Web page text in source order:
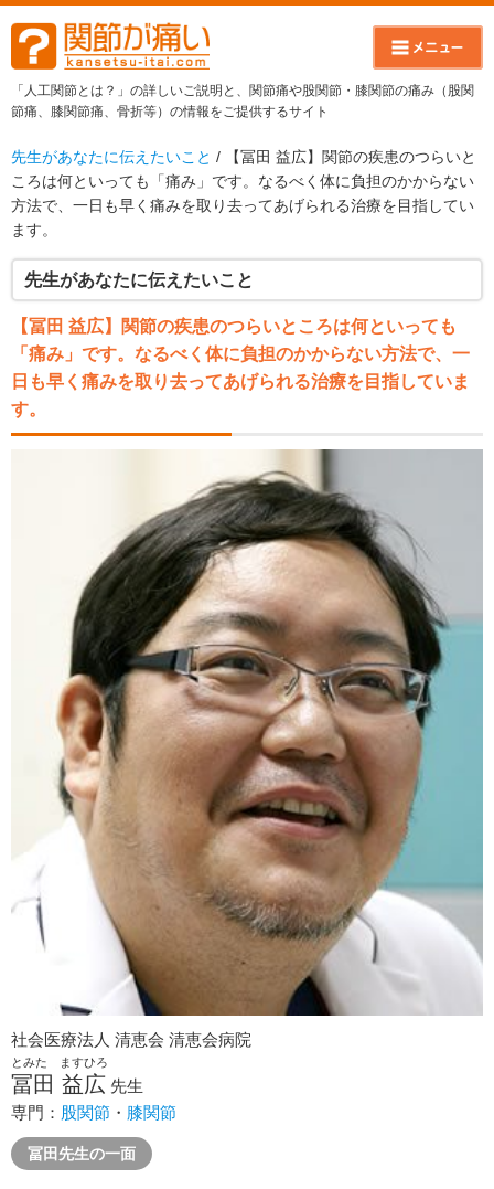
「人工関節とは？」の詳しいご説明と、関節痛や股関節・膝関節の痛み（股関
節痛、膝関節痛、骨折等）の情報をご提供するサイト
先生があなたに伝えたいこと / 【冨田 益広】関節の疾患のつらいと
ころは何といっても「痛み」です。なるべく体に負担のかからない
方法で、一日も早く痛みを取り去ってあげられる治療を目指してい
ます。
先生があなたに伝えたいこと
【冨田 益広】関節の疾患のつらいところは何といっても
「痛み」です。なるべく体に負担のかからない方法で、一
日も早く痛みを取り去ってあげられる治療を目指していま
す。
社会医療法人 清恵会 清恵会病院
とみた ますひろ
冨田 益広 先生
専門： 股関節 ・ 膝関節
冨田先生の一面